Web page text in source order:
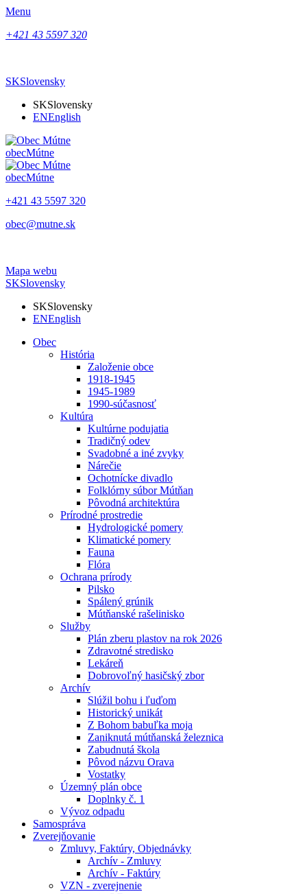
Menu
+421 43 5597 320
SKSlovensky
SKSlovensky
ENEnglish
obecMútne
obecMútne
+421 43 5597 320
obec@mutne.sk
Mapa webu
SKSlovensky
SKSlovensky
ENEnglish
Obec
História
Založenie obce
1918-1945
1945-1989
1990-súčasnosť
Kultúra
Kultúrne podujatia
Tradičný odev
Svadobné a iné zvyky
Nárečie
Ochotnícke divadlo
Folklórny súbor Mútňan
Pôvodná architektúra
Prírodné prostredie
Hydrologické pomery
Klimatické pomery
Fauna
Flóra
Ochrana prírody
Pilsko
Spálený grúnik
Mútňanské rašelinisko
Služby
Plán zberu plastov na rok 2026
Zdravotné stredisko
Lekáreň
Dobrovoľný hasičský zbor
Archív
Slúžil bohu i ľuďom
Historický unikát
Z Bohom babuľka moja
Zaniknutá mútňanská železnica
Zabudnutá škola
Pôvod názvu Orava
Vostatky
Územný plán obce
Doplnky č. 1
Vývoz odpadu
Samospráva
Zverejňovanie
Zmluvy, Faktúry, Objednávky
Archív - Zmluvy
Archív - Faktúry
VZN - zverejnenie